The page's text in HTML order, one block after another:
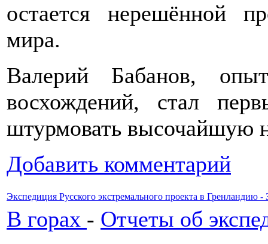
остается нерешённой
мира.
Валерий Бабанов,
восхождений, стал
штурмовать высочайшую
Добавить комментарий
Экспедиция Русского экстремального проекта в Гренландию -
В горах - Отчеты об